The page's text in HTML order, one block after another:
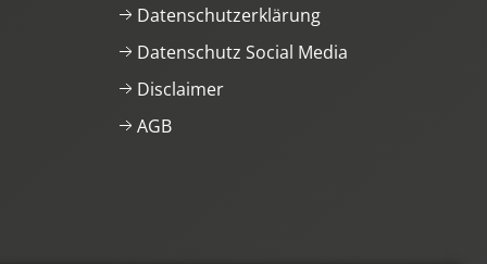
Datenschutzerklärung
Datenschutz Social Media
Disclaimer
AGB